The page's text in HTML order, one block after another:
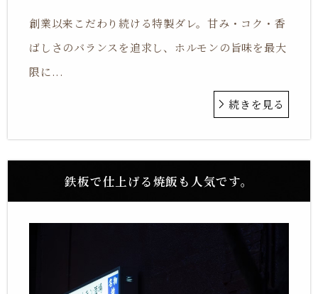
創業以来こだわり続ける特製ダレ。甘み・コク・香
ばしさのバランスを追求し、ホルモンの旨味を最大
限に...
続きを見る
鉄板で仕上げる焼飯も人気です。